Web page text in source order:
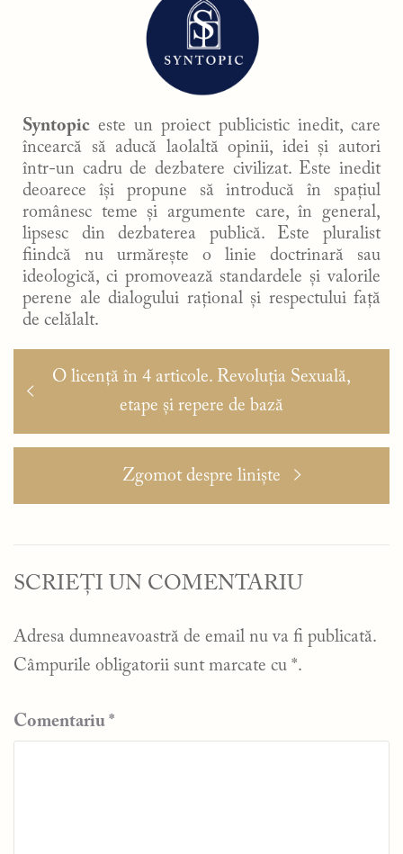
Syntopic este un proiect publicistic inedit, care
încearcă să aducă laolaltă opinii, idei și autori
într-un cadru de dezbatere civilizat. Este inedit
deoarece își propune să introducă în spațiul
românesc teme și argumente care, în general,
lipsesc din dezbaterea publică. Este pluralist
fiindcă nu urmărește o linie doctrinară sau
ideologică, ci promovează standardele și valorile
perene ale dialogului rațional și respectului față
de celălalt.
Navigare
în
Articolul
O licență în 4 articole. Revoluția Sexuală,
etape și repere de bază
Articolul
următor:
Zgomot despre liniște
SCRIEȚI UN COMENTARIU
Adresa dumneavoastră de email nu va fi publicată.
Câmpurile obligatorii sunt marcate cu *.
Comentariu *